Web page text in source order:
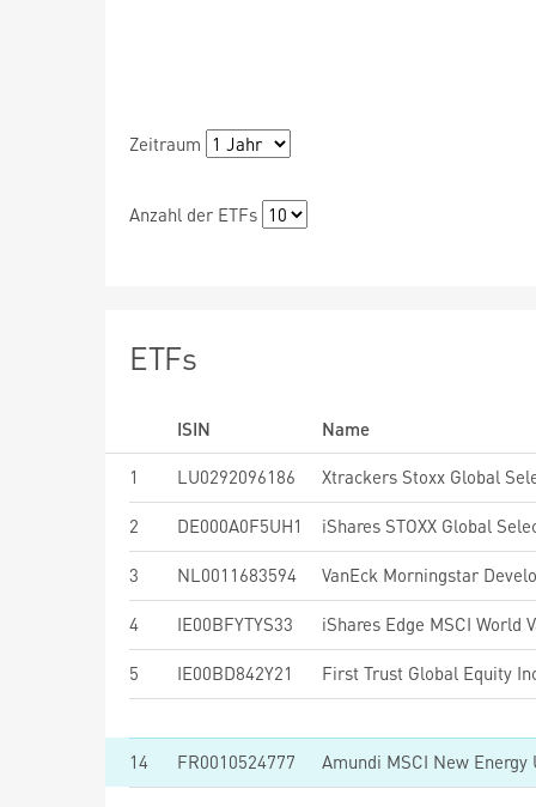
Zeitraum
Anzahl der ETFs
ETFs
ISIN
Name
1
LU0292096186
2 DE000A0F5UH1
3 NL0011683594
4 IE00BFYTYS33
5 IE00BD842Y21 First Trust Global Equity
14 FR0010524777 Amundi MSCI New Energy